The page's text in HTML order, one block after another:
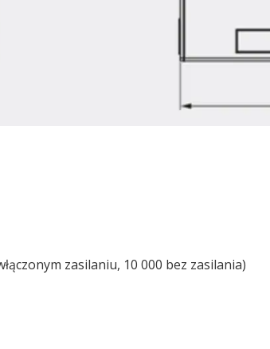
zasilaniu, 10 000 bez zasilania)